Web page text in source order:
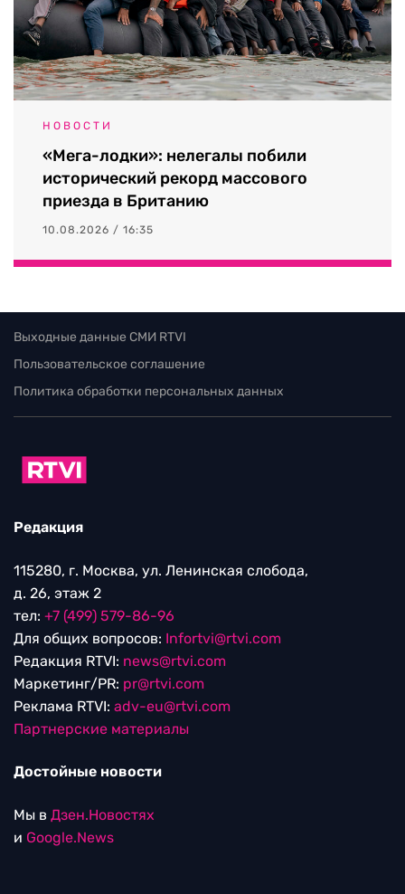
НОВОСТИ
«Мега-лодки»: нелегалы побили
исторический рекорд массового
приезда в Британию
10.08.2026 / 16:35
Выходные данные СМИ RTVI
Пользовательское соглашение
Политика обработки персональных данных
Редакция
115280, г. Москва, ул. Ленинская слобода,
д. 26, этаж 2
тел: +7 (499) 579-86-96
Для общих вопросов: Infortvi@rtvi.com
Редакция RTVI: news@rtvi.com
Маркетинг/PR: pr@rtvi.com
Реклама RTVI: adv-eu@rtvi.com
Партнерские материалы
Достойные новости
Мы в Дзен.Новостях
и Google.News